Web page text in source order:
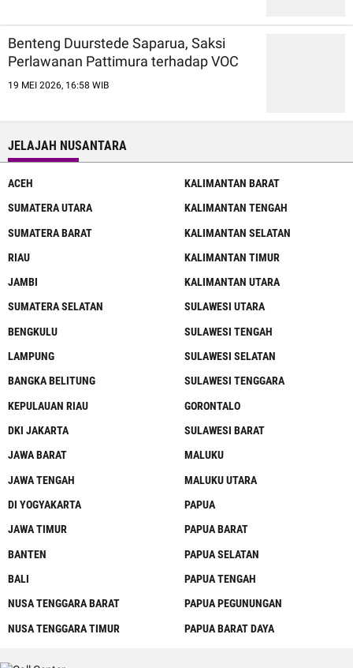
Benteng Duurstede Saparua, Saksi
Perlawanan Pattimura terhadap VOC
19 MEI 2026, 16:58 WIB
JELAJAH NUSANTARA
ACEH
SUMATERA UTARA
SUMATERA BARAT
RIAU
JAMBI
SUMATERA SELATAN
BENGKULU
LAMPUNG
BANGKA BELITUNG
KEPULAUAN RIAU
DKI JAKARTA
JAWA BARAT
JAWA TENGAH
DI YOGYAKARTA
JAWA TIMUR
BANTEN
BALI
NUSA TENGGARA BARAT
NUSA TENGGARA TIMUR
KALIMANTAN BARAT
KALIMANTAN TENGAH
KALIMANTAN SELATAN
KALIMANTAN TIMUR
KALIMANTAN UTARA
SULAWESI UTARA
SULAWESI TENGAH
SULAWESI SELATAN
SULAWESI TENGGARA
GORONTALO
SULAWESI BARAT
MALUKU
MALUKU UTARA
PAPUA
PAPUA BARAT
PAPUA SELATAN
PAPUA TENGAH
PAPUA PEGUNUNGAN
PAPUA BARAT DAYA